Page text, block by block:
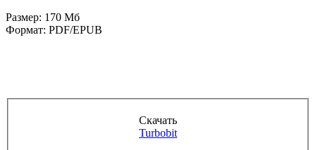
Размер: 170 Мб
Формат: PDF/EPUB
Скачать
Turbobit